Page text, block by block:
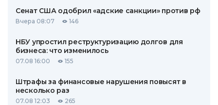
Сенат США одобрил «адские санкции» против рф
Вчера 08:07 146
НБУ упростил реструктуризацию долгов для
бизнеса: что изменилось
07.08 16:00 155
Штрафы за финансовые нарушения повысят в
несколько раз
07.08 12:03 265